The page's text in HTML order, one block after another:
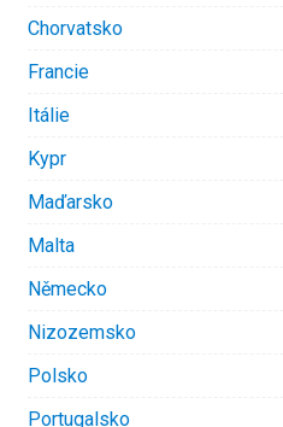
Chorvatsko
Francie
Itálie
Kypr
Maďarsko
Malta
Německo
Nizozemsko
Polsko
Portugalsko